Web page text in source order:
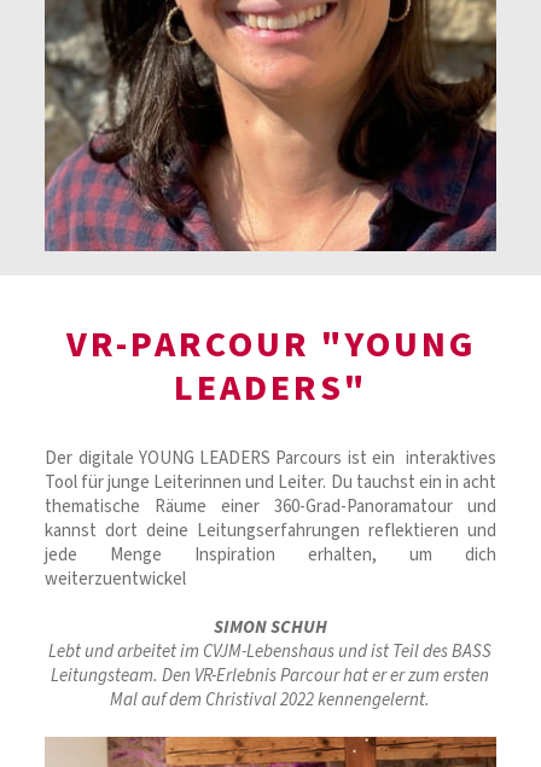
VR-PARCOUR "YOUNG
LEADERS"
Der digitale YOUNG LEADERS Parcours ist ein interaktives
Tool für junge Leiterinnen und Leiter. Du tauchst ein in acht
thematische Räume einer 360-Grad-Panoramatour und
kannst dort deine Leitungserfahrungen reflektieren und
jede Menge Inspiration erhalten, um dich
weiterzuentwickel
SIMON SCHUH
Lebt und arbeitet im CVJM-Lebenshaus und ist Teil des BASS
Leitungsteam. Den VR-Erlebnis Parcour hat er er zum ersten
Mal auf dem Christival 2022 kennengelernt.